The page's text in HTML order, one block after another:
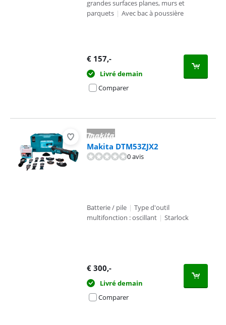
grandes surfaces planes, murs et
parquets | Avec bac à poussière
€ 157,-
Livré demain
Comparer
Makita DTM53ZJX2
0 avis
Batterie / pile | Type d'outil
multifonction : oscillant | Starlock
€ 300,-
Livré demain
Comparer